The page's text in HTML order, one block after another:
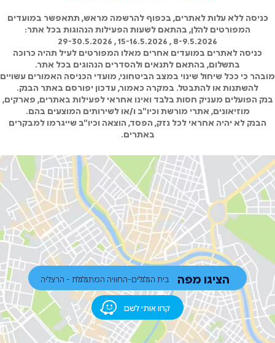
כניסה ללא עלות לאתרים, בכפוף להרשמה מראש, תתאפשר במועדים
המפורטים להלן, בהתאם לשעות הפעילות הנהוגות בכל אתר:
8-9.5.2026 , 15-16.5.2026 , 29-30.5.2026
כניסה לאתרים במועדים אחרים מאלו המפורטים לעיל תהיה כרוכה
בתשלום, בהתאם לתנאים ולהסדרים הנהוגים בכל אתר.
מובהר כי ככל שיחול שינוי במצב הביטחוני, מועדי הכניסה האמורים עשויים
להשתנות או להתבטל. במקרה כאמור, עדכון יפורסם באתר הבנק.
בנק הפועלים מעניק חסות בלבד ואינו אחראי לפעילות באתרים, פארקים,
מוזיאונים, אתרי מורשת וכיו"ב ו/או לשירותים המוצעים בהם.
הבנק לא יהיה אחראי לכל נזק, הפסד, הוצאה וכיו"ב שייגרמו למבקרים
באתרים.
קחו אותי לשם
הציגו מפה בית הגלגלים-החוויה המתגלגלת - הרצליה